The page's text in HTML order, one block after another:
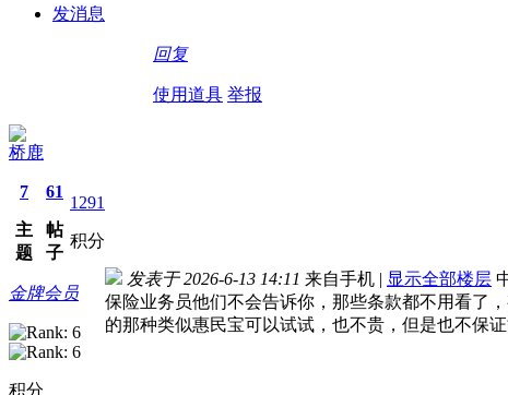
发消息
回复
使用道具 举报
桥鹿
7
主
题
61
帖
子
1291
积分
金牌会员
积分
发表于 2026-6-13 14:11 来自手机 | 显示全部楼层
保险业务员他们不会告诉你，那些条款都不用看了
的那种类似惠民宝可以试试，也不贵，但是也不保证